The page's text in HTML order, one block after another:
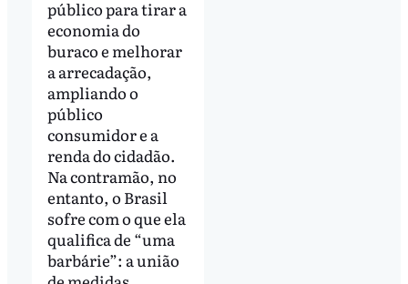
público para tirar a
economia do
buraco e melhorar
a arrecadação,
ampliando o
público
consumidor e a
renda do cidadão.
Na contramão, no
entanto, o Brasil
sofre com o que ela
qualifica de “uma
barbárie”: a união